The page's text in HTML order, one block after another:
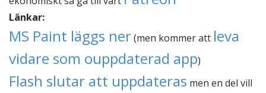
Länkar:
MS Paint läggs ner(men kommer att leva
vidare som ouppdaterad app)
Flash slutar att uppdateras men en del vill